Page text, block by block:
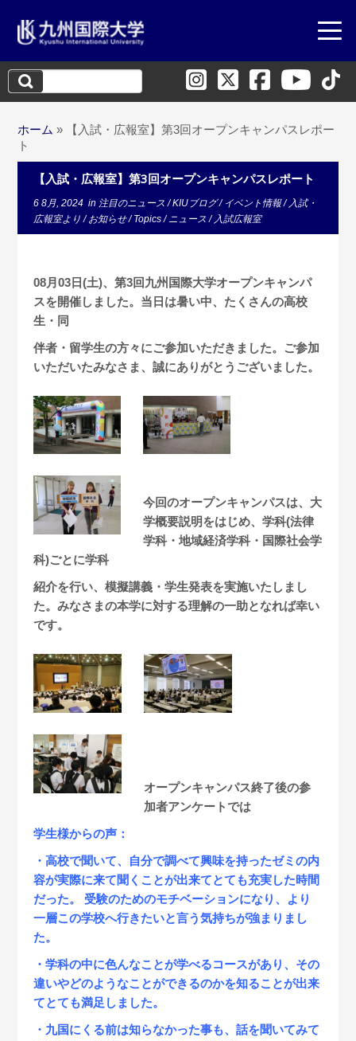
検
索:
ホーム »
【入試・広報室】第3回オープンキャンパスレポー
ト
【入試・広報室】第3回オープンキャンパスレポート
6 8月, 2024 in 注目のニュース/KIUブログ/ イベント情報/ 入試・
広報室より/お知らせ/Topics/ニュース/ 入試広報室
08月03日(土)、第3回九州国際大学オープンキャンパ
スを開催しました。当日は暑い中、たくさんの高校
生・同
伴者・留学生の方々にご参加いただきました。ご参加
いただいたみなさま、誠にありがとうございました。
今回のオープンキャンパスは、大
学概要説明をはじめ、学科(法律
学科・地域経済学科・国際社会学
科)ごとに学科
紹介を行い、模擬講義・学生発表を実施いたしまし
た。みなさまの本学に対する理解の一助となれば幸い
です。
オープンキャンパス終了後の参
加者アンケートでは
学生様からの声：
・高校で聞いて、自分で調べて興味を持ったゼミの内
容が実際に来て聞くことが出来てとても充実した時間
だった。 受験のためのモチベーションになり、より
一層この学校へ行きたいと言う気持ちが強まりまし
た。
・学科の中に色んなことが学べるコースがあり、その
違いやどのようなことができるのかを知ることが出来
てとても満足しました。
・九国にくる前は知らなかった事も、話を聞いてみて